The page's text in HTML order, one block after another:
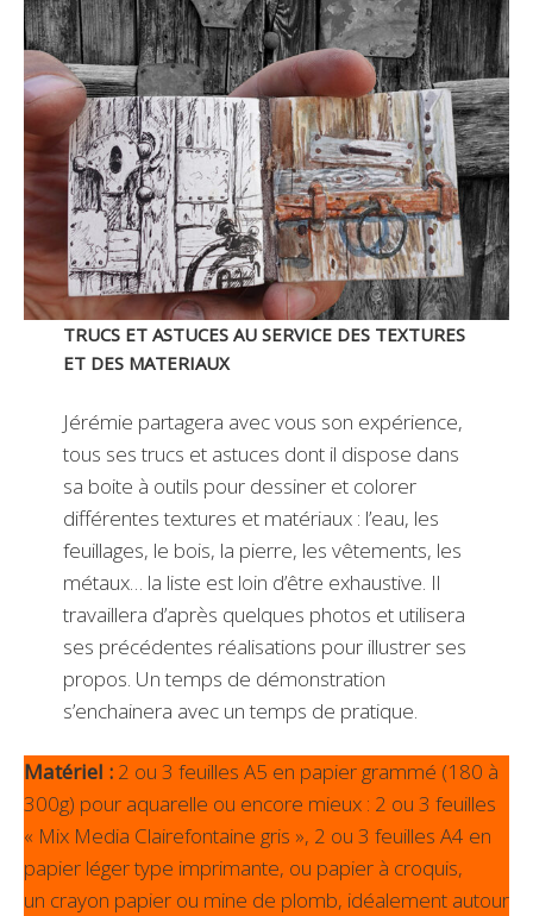
TRUCS ET ASTUCES AU SERVICE DES TEXTURES
ET DES MATERIAUX
Jérémie partagera avec vous son expérience,
tous ses trucs et astuces dont il dispose dans
sa boite à outils pour dessiner et colorer
différentes textures et matériaux : l’eau, les
feuillages, le bois, la pierre, les vêtements, les
métaux… la liste est loin d’être exhaustive. Il
travaillera d’après quelques photos et utilisera
ses précédentes réalisations pour illustrer ses
propos. Un temps de démonstration
s’enchainera avec un temps de pratique.
Matériel : 2 ou 3 feuilles A5 en papier grammé (180 à
300g) pour aquarelle ou encore mieux : 2 ou 3 feuilles
« Mix Media Clairefontaine gris », 2 ou 3 feuilles A4 en
papier léger type imprimante, ou papier à croquis,
un crayon papier ou mine de plomb, idéalement autour